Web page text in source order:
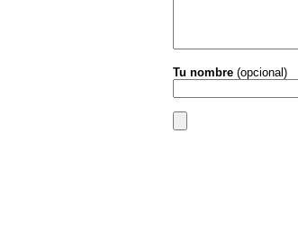
Tu nombre (opcional)